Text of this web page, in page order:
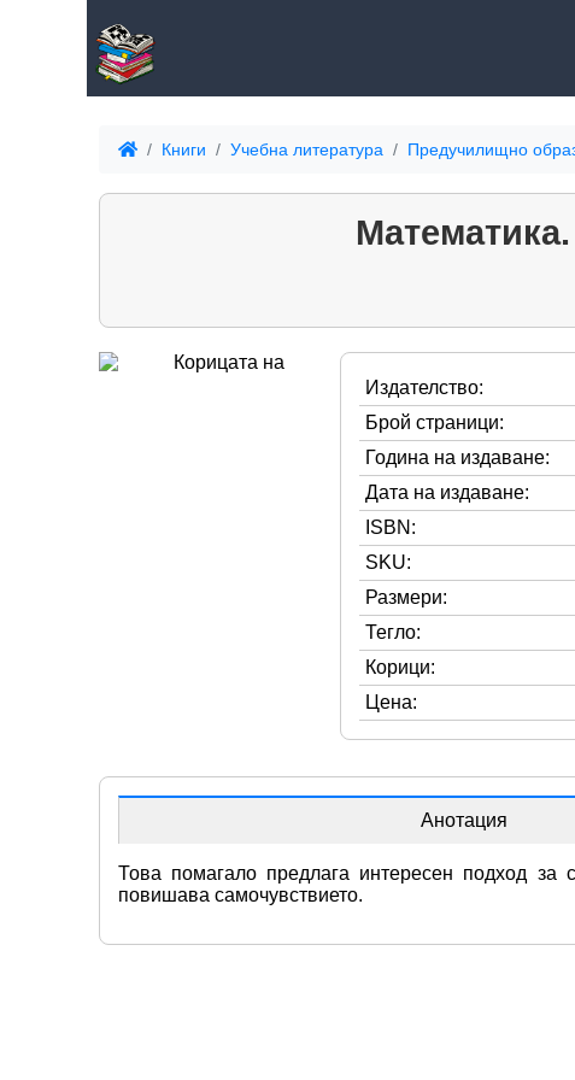
Книги Учебна литература Предучилищно
Издателство:
Брой страници:
Година на издаване:
Дата на издаване:
ISBN:
SKU:
Размери:
Тегло:
Корици:
Цена:
Анотация
Това помагало предлага интересен подход
повишава самочувствието.